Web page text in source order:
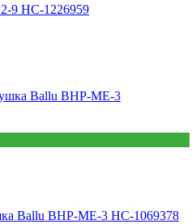
9 НС-1226959
Ballu BHP-ME-3 НС-1069378